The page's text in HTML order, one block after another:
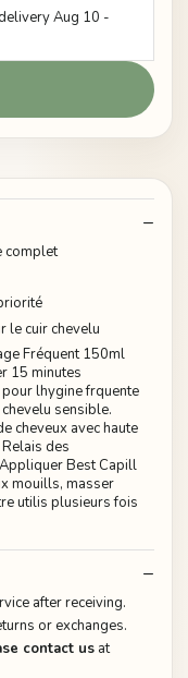
Aug 10 -
complet
le cuir chevelu
Fréquent 150ml
15 minutes
lhygine frquente
sensible.
cheveux avec haute
des
Best Capill
mouills, masser
utilis plusieurs fois
after receiving.
or exchanges.
contact us at